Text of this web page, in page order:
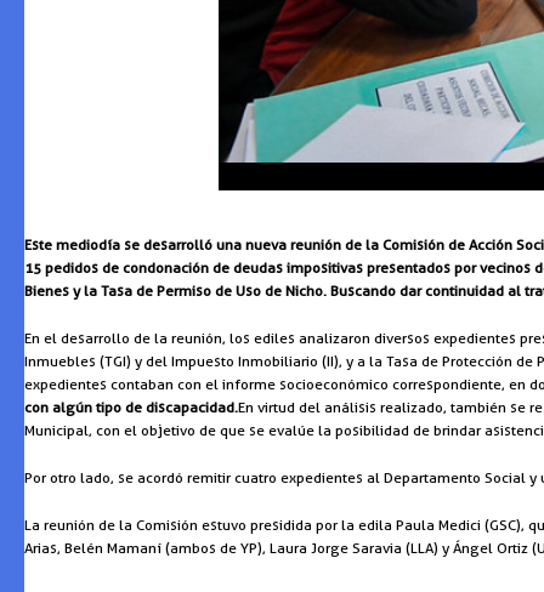
Este mediodía se desarrolló una nueva reunión de la Comisión de Acción
15 pedidos de condonación de deudas impositivas presentados por
Bienes y la Tasa de Permiso de Uso de Nicho. Buscando dar continuidad al
En el desarrollo de la reunión, los ediles analizaron diversos expedientes
Inmuebles (TGI) y del Impuesto Inmobiliario (II), y a la Tasa de Protección
expedientes contaban con el informe socioeconómico correspondiente, en
con algún tipo de discapacidad.En virtud del análisis realizado, también se
Municipal, con el objetivo de que se evalúe la posibilidad de brindar
Por otro lado, se acordó remitir cuatro expedientes al Departamento Social
La reunión de la Comisión estuvo presidida por la edila Paula Medici (GSC),
Arias, Belén Mamaní (ambos de YP), Laura Jorge Saravia (LLA) y Ángel Ortiz